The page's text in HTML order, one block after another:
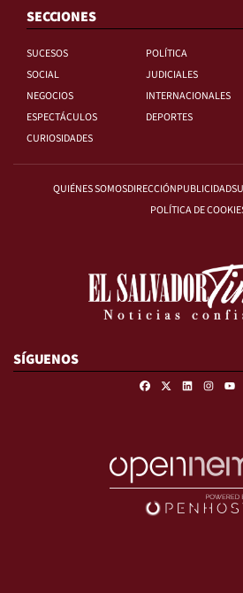
SECCIONES
SUCESOS
POLÍTICA
SOCIAL
JUDICIALES
NEGOCIOS
INTERNACIONALES
ESPECTÁCULOS
DEPORTES
CURIOSIDADES
QUIÉNES SOMOSDIRECCIÓNPUBLICIDAD
POLÍTICA DE
SÍGUENOS
FacebookLinkedin